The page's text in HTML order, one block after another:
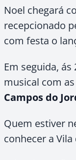
Noel chegará
recepcionado
com festa o
Em seguida,
musical com as
Campos do
Quem estiver
conhecer a Vila